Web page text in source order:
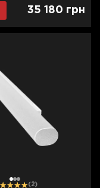
35 180 грн
12 3 (2)